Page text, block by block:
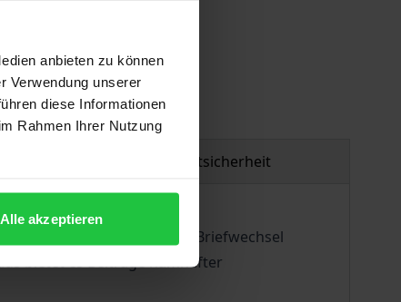
anbieten zu können
Verwendung unserer
diese Informationen
Rahmen Ihrer Nutzung
Alle akzeptieren
Produktsicherheit
bisher unpublizierter Briefwechsel
bietet es Beiträge namhafter